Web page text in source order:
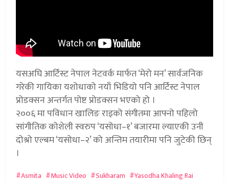
यसअघि आर्टिस्ट नेपाल नेटवर्क मार्फत ‘मेरो मन’ सार्वजनिक
गरेकी गायिका यशोधाको नयाँ भिडियो पनि आर्टिस्ट नेपाल
प्रोडक्सन अन्तर्गत पोष्ट प्रोडक्सन भएको हो ।
२००६ मा पविधान खालिङ राइको संगीतमा आफ्नो पहिलो
सांगीतिक कोशेली स्वरुप ‘यसोधा–१’ बजारमा ल्याएकी उनी
दोश्रो एल्बम ‘यसोधा–२’ को अन्तिम तयारीमा पनि जुटेकी छिन्
।
Asmita Music Video Sukharam Yasodha Khaling Rai